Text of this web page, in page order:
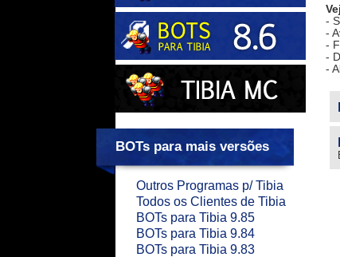
BOTs para mais versões
Outros Programas p/ Tibia
Todos os Clientes de Tibia
BOTs para Tibia 9.85
BOTs para Tibia 9.84
BOTs para Tibia 9.83
-
-
-
-
-